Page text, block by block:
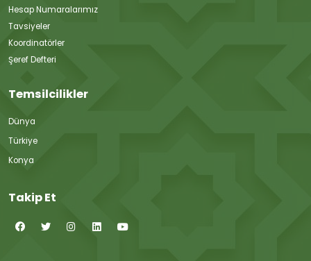
Hesap Numaralarımız
Tavsiyeler
Koordinatörler
Şeref Defteri
Temsilcilikler
Dünya
Türkiye
Konya
Takip Et